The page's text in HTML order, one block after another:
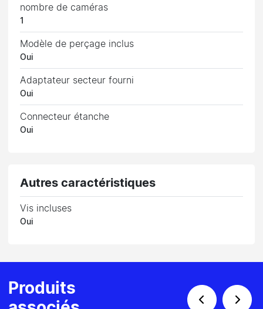
nombre de caméras
1
Modèle de perçage inclus
Oui
Adaptateur secteur fourni
Oui
Connecteur étanche
Oui
Autres caractéristiques
Vis incluses
Oui
Produits